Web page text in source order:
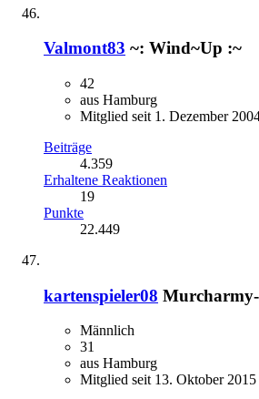
Valmont83 ~: Wind~Up :~
42
aus Hamburg
Mitglied seit 1. Dezember
Beiträge
4.359
Erhaltene Reaktionen
19
Punkte
22.449
kartenspieler08
Männlich
31
aus Hamburg
Mitglied seit 13. Oktober 2015